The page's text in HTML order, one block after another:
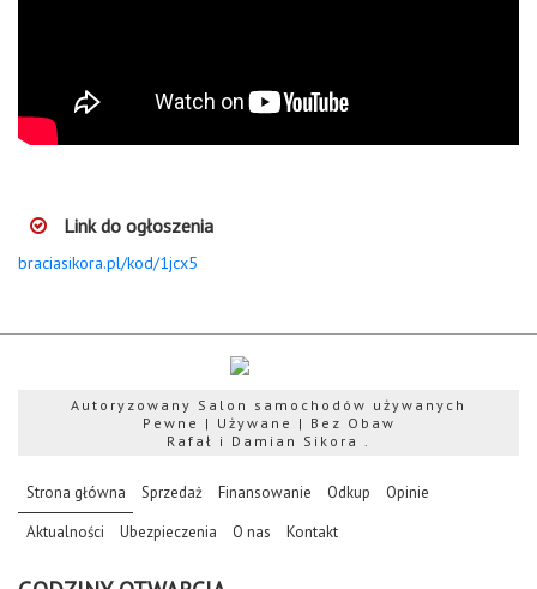
Link do ogłoszenia
braciasikora.pl/kod/1jcx5
Autoryzowany Salon samochodów używanych
Pewne | Używane | Bez Obaw
Rafał i Damian Sikora .
Strona główna(current)
Sprzedaż Finansowanie Odkup
Opinie
Aktualności
Ubezpieczenia O nas Kontakt